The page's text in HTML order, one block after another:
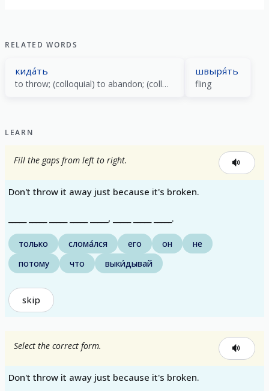
RELATED WORDS
кида́ть
to throw; (colloquial) to abandon; (colloquial) to cheat
швыря́ть
fling
LEARN
Fill the gaps from left to right.
Don't throw it away just because it's broken.
_____ _____ _____ _____ _____, _____ _____ _____.
только слома́лся его он
не
потому
что выки́дывай
skip
Select the correct form.
Don't throw it away just because it's broken.